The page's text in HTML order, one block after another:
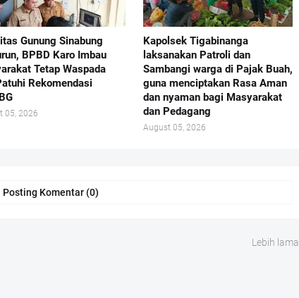
Gunung Sinabung
BPBD Karo Imbau
Tetap Waspada
Rekomendasi
05, 2026
Kapolsek Tigabinanga
laksanakan Patroli dan
Sambangi warga di Pajak Buah,
guna menciptakan Rasa Aman
dan nyaman bagi Masyarakat
dan Pedagang
August 05, 2026
Posting Komentar (0)
Lebih lama